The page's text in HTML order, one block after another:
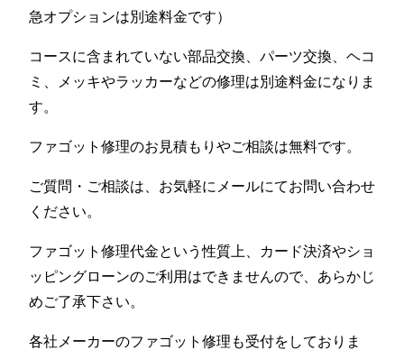
急オプションは別途料金です）
コースに含まれていない部品交換、パーツ交換、ヘコ
ミ、メッキやラッカーなどの修理は別途料金になりま
す。
ファゴット修理のお見積もりやご相談は無料です。
ご質問・ご相談は、お気軽にメールにてお問い合わせ
ください。
ファゴット修理代金という性質上、カード決済やショ
ッピングローンのご利用はできませんので、あらかじ
めご了承下さい。
各社メーカーのファゴット修理も受付をしておりま